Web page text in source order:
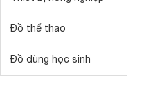
Đồ thể thao
Đồ dùng học sinh